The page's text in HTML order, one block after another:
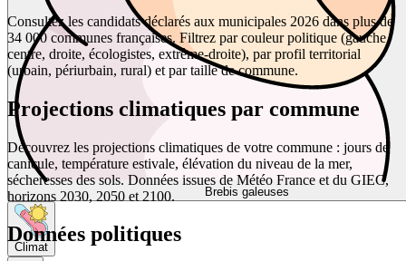
Brebis galeuses
Climat
Consultez les candidats déclarés aux municipales 2026 dans plus de
34 000 communes françaises. Filtrez par couleur politique (gauche,
centre, droite, écologistes, extrême-droite), par profil territorial
(urbain, périurbain, rural) et par taille de commune.
Projections climatiques par commune
Découvrez les projections climatiques de votre commune : jours de
canicule, température estivale, élévation du niveau de la mer,
sécheresses des sols. Données issues de Météo France et du GIEC,
horizons 2030, 2050 et 2100.
Données politiques